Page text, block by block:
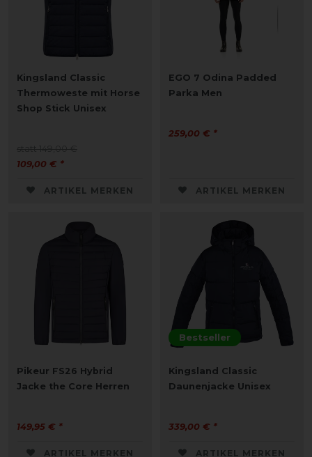
Kingsland Classic
Thermoweste mit Horse
Shop Stick Unisex
109,00 € *
ARTIKEL MERKEN
EGO 7 Odina Padded
Parka Men
259,00 € *
ARTIKEL MERKEN
Pikeur FS26 Hybrid
Jacke the Core Herren
149,95 € *
ARTIKEL MERKEN
Bestseller
Kingsland Classic
Daunenjacke Unisex
339,00 € *
ARTIKEL MERKEN